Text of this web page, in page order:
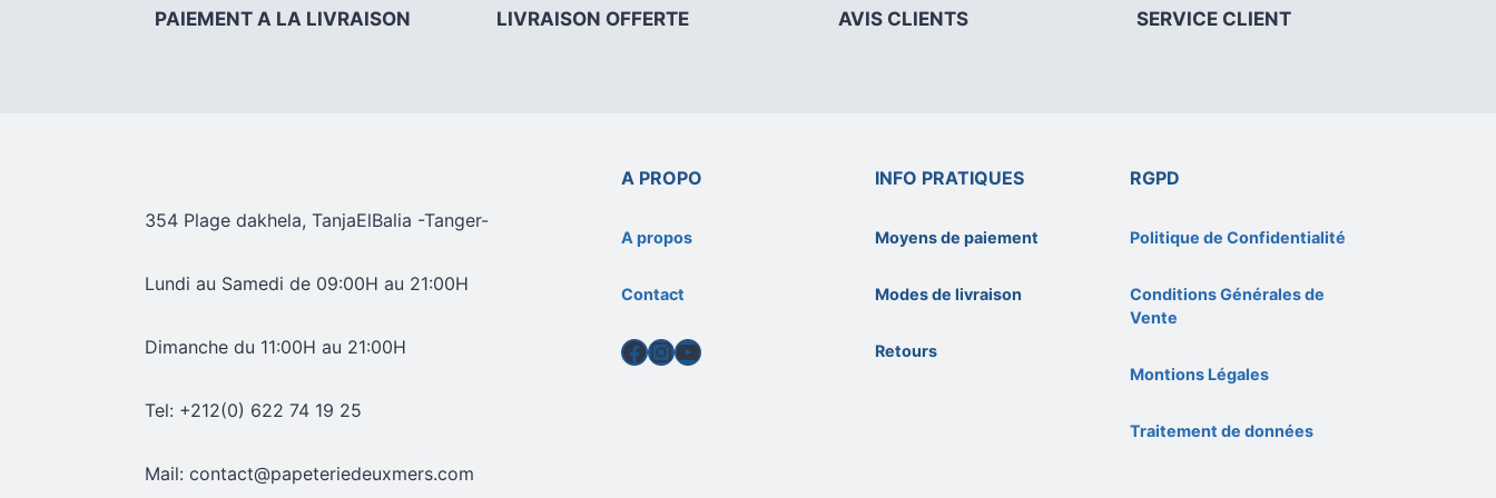
PAIEMENT A LA LIVRAISON LIVRAISON OFFERTE AVIS CLIENTS SERVICE CLIENT
354 Plage dakhela, TanjaElBalia -Tanger-
Lundi au Samedi de 09:00H au 21:00H
Dimanche du 11:00H au 21:00H
Tel: +212(0) 622 74 19 25
Mail: contact@papeteriedeuxmers.com
A PROPO
A propos
Contact
Facebook
Instagram
YouTube
INFO PRATIQUES
Moyens de paiement
Modes de livraison
Retours
RGPD
Politique de Confidentialité
Conditions Générales de
Vente
Montions Légales
Traitement de données